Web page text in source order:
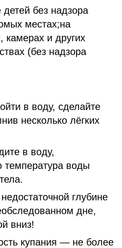
без надзора
местах;на
камерах и других
(без надзора
в воду, сделайте
несколько лёгких
в воду,
температура воды
глубине
дне,
вниз!
купания — не более